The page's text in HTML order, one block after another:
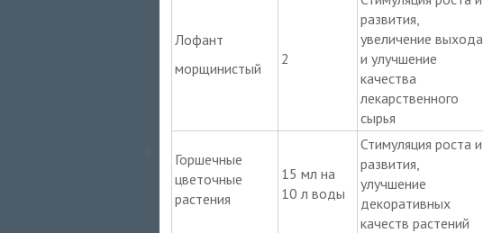
Лофант
морщинистый
2
развития,
увеличение выхода
и улучшение
качества
лекарственного
сырья
Горшечные
цветочные
растения
15 мл на
10 л воды
Стимуляция роста и
развития,
улучшение
декоративных
качеств растений